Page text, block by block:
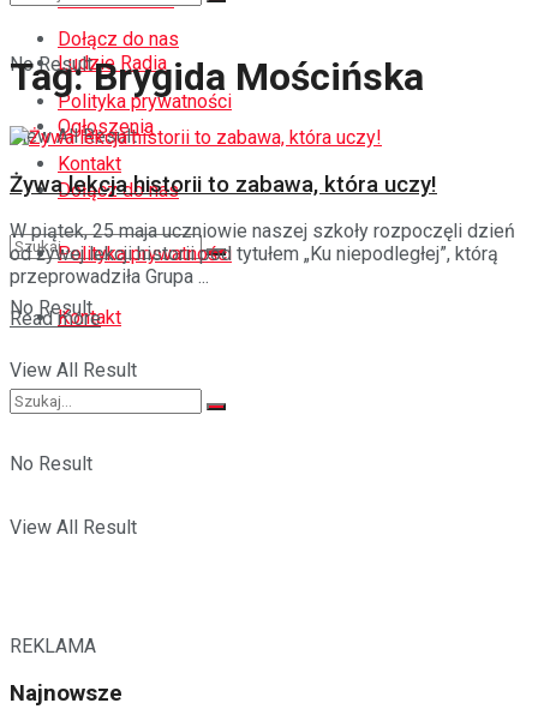
Dołącz do nas
Polityka prywatności
Kontakt
No Result
View All Result
Ludzie Radia
Ogłoszenia
Dołącz do nas
Polityka prywatności
Kontakt
No Result
View All Result
No Result
View All Result
Tag:Brygida Mościńska
Żywa lekcja historii to zabawa, która uczy!
W piątek, 25 maja uczniowie naszej szkoły rozpoczęli dzień
od żywej lekcji historii pod tytułem „Ku niepodległej”, którą
przeprowadziła Grupa ...
Read moreDetails
REKLAMA
Najnowsze